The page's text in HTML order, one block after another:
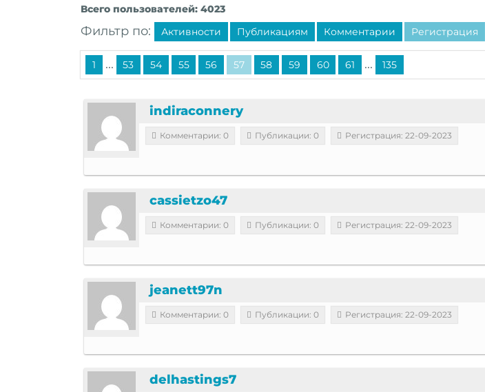
Всего пользователей: 4023
Фильтр по: Активности Публикациям Комментарии Регистрация
1 ... 53 54 55 56 57 58 59 60 61 ... 135
indiraconnery
Комментарии: 0 Публикации: 0 Регистрация: 22-09-2023
cassietzo47
Комментарии: 0 Публикации: 0 Регистрация: 22-09-2023
jeanett97n
Комментарии: 0 Публикации: 0 Регистрация: 22-09-2023
delhastings7